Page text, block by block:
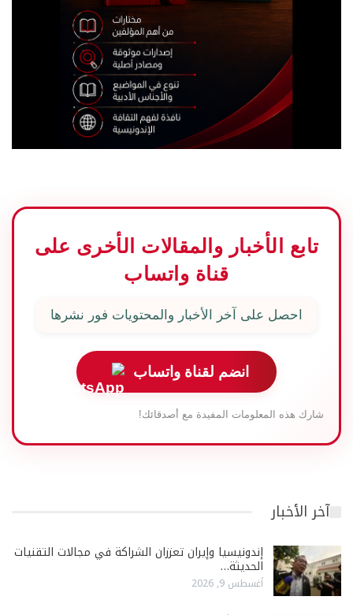
تابع الأخبار والمقالات الأخرى على
قناة واتساب
احصل على آخر الأخبار والمحتويات فور نشرها
انضم لقناة واتساب
شارك هذه المعلومات المفيدة مع أصدقائك!
آخر الأخبار
إندونيسيا وإيران تعززان الشراكة في مجالات التقنيات
الحديثة…
أغسطس 9, 2026